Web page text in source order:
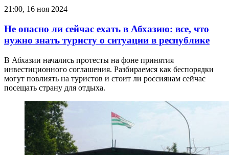
21:00, 16 ноя 2024
Не опасно ли сейчас ехать в Абхазию: все, что
нужно знать туристу о ситуации в республике
В Абхазии начались протесты на фоне принятия
инвестиционного соглашения. Разбираемся как беспорядки
могут повлиять на туристов и стоит ли россиянам сейчас
посещать страну для отдыха.